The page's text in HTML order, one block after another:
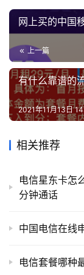
网上买的中国
上一篇
有什么靠谱的
2021年11月13日
相关推荐
电信星东卡怎
分钟通话
中国电信在线
电信套餐哪种